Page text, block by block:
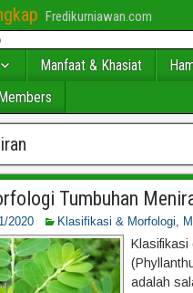
Fredikurniawan.com
Manfaat & Khasiat
Tumbuhan
2020 Klasifikasi & Morfologi,
Klasifikasi
adalah